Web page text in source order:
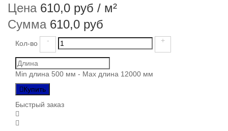
Цена 610,0 руб / м²
Сумма 610,0 руб
Кол-во - +
Min длина 500 мм - Max длина 12000 мм
Купить
Быстрый заказ